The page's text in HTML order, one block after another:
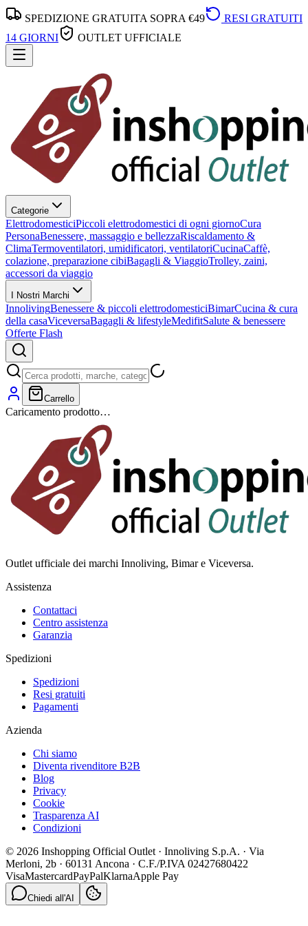
SPEDIZIONE GRATUITA SOPRA €49
RESI GRATUITI
14 GIORNI
OUTLET UFFICIALE
Categorie
ElettrodomesticiPiccoli elettrodomestici di ogni giornoCura
PersonaBenessere, massaggio e bellezzaRiscaldamento &
ClimaTermoventilatori, umidificatori, ventilatoriCucinaCaffè,
colazione, preparazione cibiBagagli & ViaggioTrolley, zaini,
accessori da viaggio
I Nostri Marchi
InnolivingBenessere & piccoli elettrodomesticiBimarCucina & cura
della casaViceversaBagagli & lifestyleMedifitSalute & benessere
Offerte Flash
Carrello
Caricamento prodotto…
Outlet ufficiale dei marchi Innoliving, Bimar e Viceversa.
Assistenza
Contattaci
Centro assistenza
Garanzia
Spedizioni
Spedizioni
Resi gratuiti
Pagamenti
Azienda
Chi siamo
Diventa rivenditore B2B
Blog
Privacy
Cookie
Trasparenza AI
Condizioni
© 2026 Inshopping Official Outlet · Innoliving S.p.A. · Via
Merloni, 2b · 60131 Ancona · C.F./P.IVA 02427680422
VisaMastercardPayPalKlarnaApple Pay
Chiedi all'AI